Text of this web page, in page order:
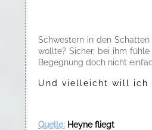
Schwestern in den
wollte? Sicher, bei ihm
Begegnung doch nicht
Und vielleicht will ich
Quelle: Heyne fliegt